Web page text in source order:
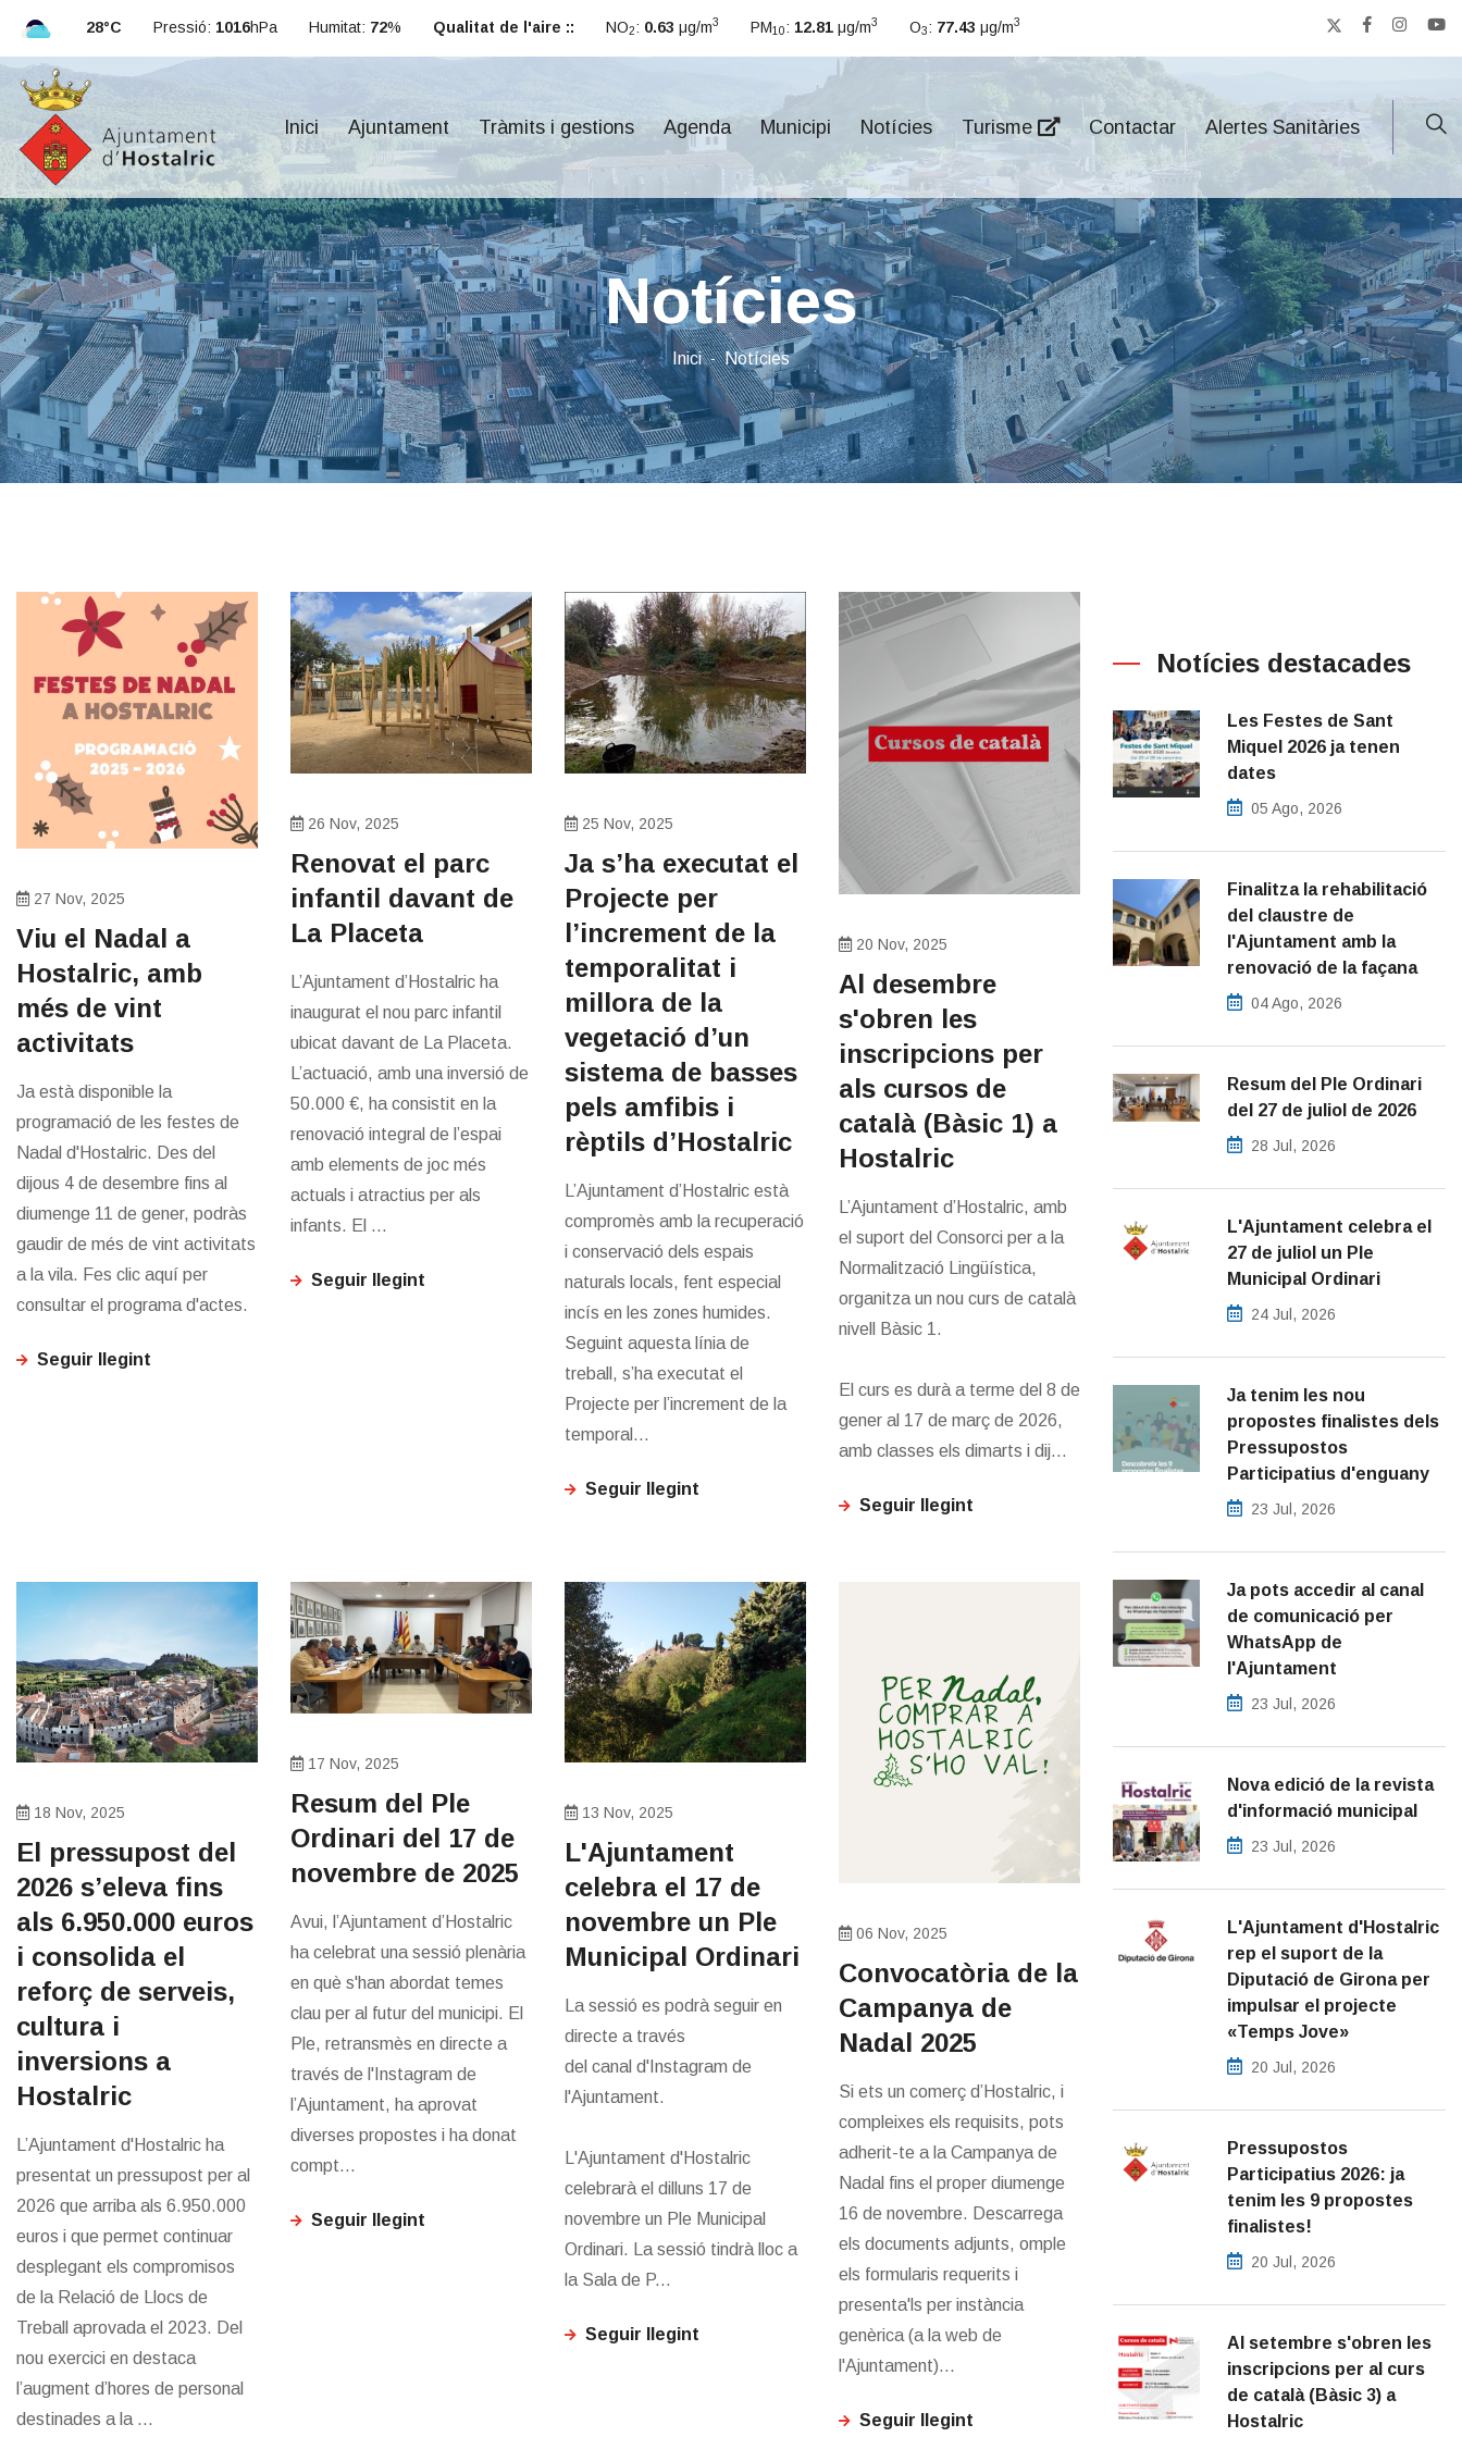
28°C Pressió: 1016hPa Humitat: 72% Qualitat de l'aire :: NO2: 0.63 μg/m3 PM10: 12.81 μg/m3 O3: 77.43 μg/m3
Inici Ajuntament Tràmits i gestions Agenda Municipi Notícies Turisme Contactar Alertes Sanitàries
Notícies
Inici Notícies
27 Nov, 2025
Viu el Nadal a
Hostalric, amb
més de vint
activitats
Ja està disponible la
programació de les festes de
Nadal d'Hostalric. Des del
dijous 4 de desembre fins al
diumenge 11 de gener, podràs
gaudir de més de vint activitats
a la vila. Fes clic aquí per
consultar el programa d'actes.
Seguir llegint
26 Nov, 2025
Renovat el parc
infantil davant de
La Placeta
L’Ajuntament d’Hostalric ha
inaugurat el nou parc infantil
ubicat davant de La Placeta.
L’actuació, amb una inversió de
50.000 €, ha consistit en la
renovació integral de l’espai
amb elements de joc més
actuals i atractius per als
infants. El ...
Seguir llegint
25 Nov, 2025
Ja s’ha executat el
Projecte per
l’increment de la
temporalitat i
millora de la
vegetació d’un
sistema de basses
pels amfibis i
rèptils d’Hostalric
L’Ajuntament d’Hostalric està
compromès amb la recuperació
i conservació dels espais
naturals locals, fent especial
incís en les zones humides.
Seguint aquesta línia de
treball, s’ha executat el
Projecte per l’increment de la
temporal...
Seguir llegint
20 Nov, 2025
Al desembre
s'obren les
inscripcions per
als cursos de
català (Bàsic 1) a
Hostalric
L’Ajuntament d’Hostalric, amb
el suport del Consorci per a la
Normalització Lingüística,
organitza un nou curs de català
nivell Bàsic 1.
El curs es durà a terme del 8 de
gener al 17 de març de 2026,
amb classes els dimarts i dij...
Seguir llegint
18 Nov, 2025
El pressupost del
2026 s’eleva fins
als 6.950.000 euros
i consolida el
reforç de serveis,
cultura i
inversions a
Hostalric
L’Ajuntament d'Hostalric ha
presentat un pressupost per al
2026 que arriba als 6.950.000
euros i que permet continuar
desplegant els compromisos
de la Relació de Llocs de
Treball aprovada el 2023. Del
nou exercici en destaca
l’augment d’hores de personal
destinades a la ...
17 Nov, 2025
Resum del Ple
Ordinari del 17 de
novembre de 2025
Avui, l’Ajuntament d’Hostalric
ha celebrat una sessió plenària
en què s'han abordat temes
clau per al futur del municipi. El
Ple, retransmès en directe a
través de l'Instagram de
l’Ajuntament, ha aprovat
diverses propostes i ha donat
compt...
Seguir llegint
13 Nov, 2025
L'Ajuntament
celebra el 17 de
novembre un Ple
Municipal Ordinari
La sessió es podrà seguir en
directe a través
del canal d'Instagram de
l'Ajuntament.
L'Ajuntament d'Hostalric
celebrarà el dilluns 17 de
novembre un Ple Municipal
Ordinari. La sessió tindrà lloc a
la Sala de P...
Seguir llegint
06 Nov, 2025
Convocatòria de la
Campanya de
Nadal 2025
Si ets un comerç d’Hostalric, i
compleixes els requisits, pots
adherit-te a la Campanya de
Nadal fins el proper diumenge
16 de novembre. Descarrega
els documents adjunts, omple
els formularis requerits i
presenta'ls per instància
genèrica (a la web de
l'Ajuntament)...
Seguir llegint
Notícies destacades
Les Festes de Sant
Miquel 2026 ja tenen
dates
05 Ago, 2026
Finalitza la rehabilitació
del claustre de
l'Ajuntament amb la
renovació de la façana
04 Ago, 2026
Resum del Ple Ordinari
del 27 de juliol de 2026
28 Jul, 2026
L'Ajuntament celebra el
27 de juliol un Ple
Municipal Ordinari
24 Jul, 2026
Ja tenim les nou
propostes finalistes dels
Pressupostos
Participatius d'enguany
23 Jul, 2026
Ja pots accedir al canal
de comunicació per
WhatsApp de
l'Ajuntament
23 Jul, 2026
Nova edició de la revista
d'informació municipal
23 Jul, 2026
L'Ajuntament d'Hostalric
rep el suport de la
Diputació de Girona per
impulsar el projecte
«Temps Jove»
20 Jul, 2026
Pressupostos
Participatius 2026: ja
tenim les 9 propostes
finalistes!
20 Jul, 2026
Al setembre s'obren les
inscripcions per al curs
de català (Bàsic 3) a
Hostalric